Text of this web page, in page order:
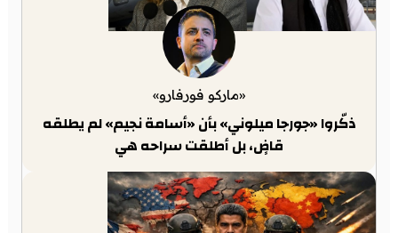
«ماركو فورفارو»
ذكّروا «جورجا ميلوني» بأن «أسامة نجيم» لم يطلقه
قاضٍ، بل أطلقت سراحه هي